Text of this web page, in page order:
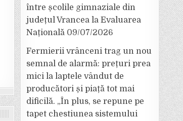
între școlile gimnaziale din
județul Vrancea la Evaluarea
Națională 09/07/2026
Fermierii vrânceni trag un nou
semnal de alarmă: prețuri prea
mici la laptele vândut de
producători și piață tot mai
dificilă. „În plus, se repune pe
tapet chestiunea sistemului